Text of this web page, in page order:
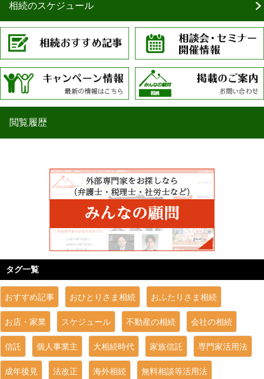
相続のスケジュール
閲覧履歴
タグ一覧
おすすめ記事 おひとりさま相続 おふたりさま相続
お店・家業 スケジュール 不動産の相続 会社の相続
信託 個人事業主 大相続時代 家族信託 専門家活用法
成年後見 法改正 海外相続 無料相談等活用法